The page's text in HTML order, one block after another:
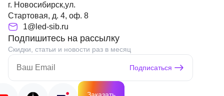
г. Новосибирск,ул.
Стартовая, д. 4, оф. 8
1@led-sib.ru
Подпишитесь на рассылку
Скидки, статьи и новости раз в месяц
Подписаться